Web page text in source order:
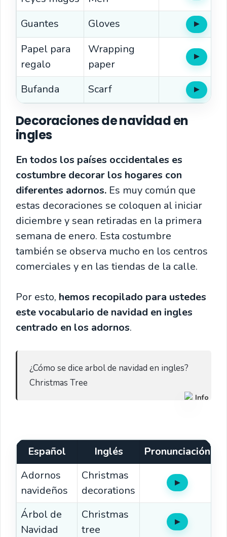
Guantes Gloves ▶Oír
Papel para
regalo
Wrapping
paper
▶Oír
Bufanda Scarf ▶Oír
Decoraciones de navidad en
ingles
En todos los países occidentales es
costumbre decorar los hogares con
diferentes adornos. Es muy común que
estas decoraciones se coloquen al iniciar
diciembre y sean retiradas en la primera
semana de enero. Esta costumbre
también se observa mucho en los centros
comerciales y en las tiendas de la calle.
Por esto, hemos recopilado para ustedes
este vocabulario de navidad en ingles
centrado en los adornos.
Christmas Tree
Info
Español Inglés
Pronunciación
Adornos
navideños
Christmas
decorations
▶Oír
Árbol de
Navidad
Christmas
tree
▶Oír